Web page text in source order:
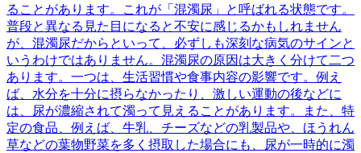
ることがあります。これが「混濁尿」と呼ばれる状態です。
普段と異なる見た目になると不安に感じるかもしれません
が、混濁尿だからといって、必ずしも深刻な病気のサインと
いうわけではありません。混濁尿の原因は大きく分けて二つ
あります。一つは、生活習慣や食事内容の影響です。例え
ば、水分を十分に摂らなかったり、激しい運動の後などに
は、尿が濃縮されて濁って見えることがあります。また、特
定の食品、例えば、牛乳、チーズなどの乳製品や、ほうれん
草などの葉物野菜を多く摂取した場合にも、尿が一時的に濁